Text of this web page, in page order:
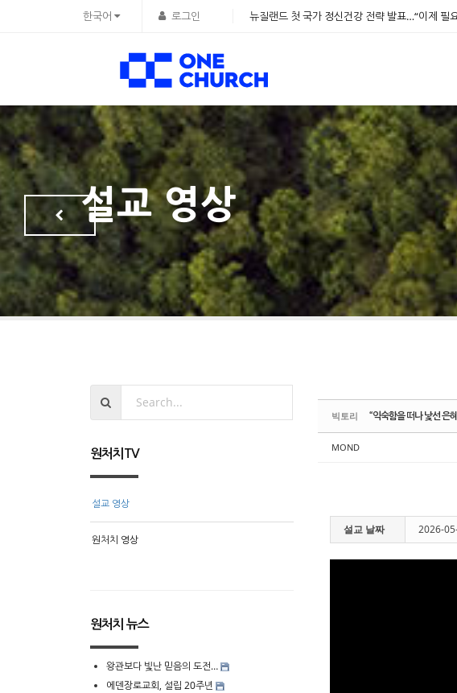
한국어 로그인 뉴질랜드 첫 국가 정신건강 전략 발표…“이제 필
설교 영상
빅토리 “익숙함을 떠나 낯선 은
MOND
설교 날짜 2026-
원처치TV
설교 영상
원처치 영상
원처치 뉴스
왕관보다 빛난 믿음의 도전…
에덴장로교회, 설립 20주년
Sketchbook5, 스케치북5